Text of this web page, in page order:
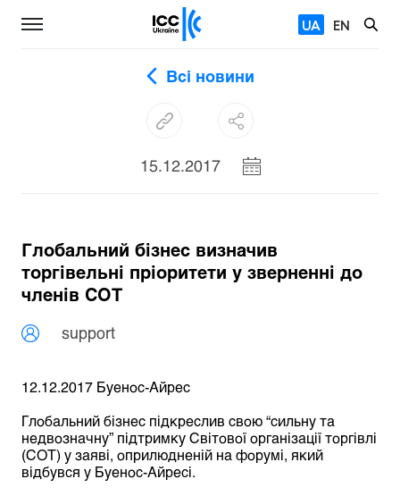
UA EN
Всі новини
15.12.2017
Глобальний бізнес визначив
торгівельні пріоритети у зверненні до
членів СОТ
support
12.12.2017 Буенос-Айрес
Глобальний бізнес підкреслив свою “сильну та
недвозначну” підтримку Світової організації торгівлі
(СОТ) у заяві, оприлюдненій на форумі, який
відбувся у Буенос-Айресі.